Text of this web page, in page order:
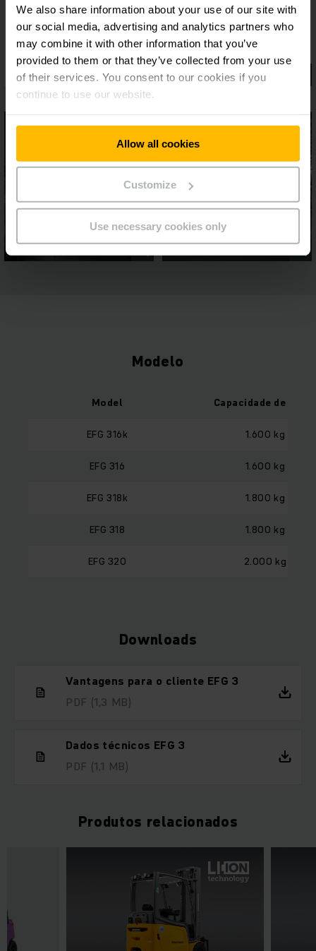
We also share information about your use of our site with
our social media, advertising and analytics partners who
may combine it with other information that you’ve
provided to them or that they’ve collected from your use
of their services. You consent to our cookies if you
continue to use our website.
Allow all cookies
Customize
Use necessary cookies only
Modelo
Model Capacidade de
EFG 316k 1.600 kg
EFG 316 1.600 kg
EFG 318k 1.800 kg
EFG 318 1.800 kg
EFG 320 2.000 kg
Downloads
Vantagens para o cliente EFG 3
PDF (1,3 MB)
Dados técnicos EFG 3
PDF (1,1 MB)
Produtos relacionados